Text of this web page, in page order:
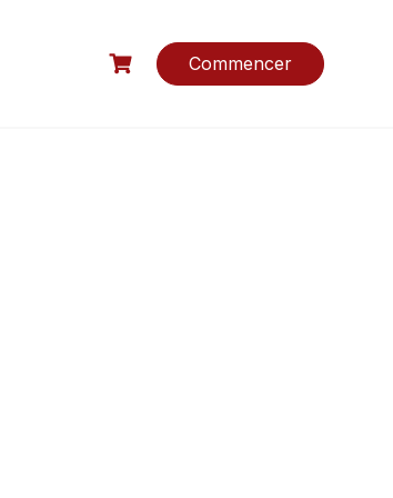
Commencer